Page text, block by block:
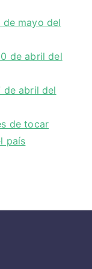
de mayo del
de abril del
de abril del
de tocar
país